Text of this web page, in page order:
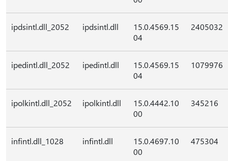
ipdsintl.dll_2052 ipdsintl.dll
15.0.4569.15
04
2405032
ipedintl.dll_2052 ipedintl.dll
15.0.4569.15
04
1079976
ipolkintl.dll_2052 ipolkintl.dll
15.0.4442.10
00
345216
infintl.dll_1028 infintl.dll
15.0.4697.10
00
475304